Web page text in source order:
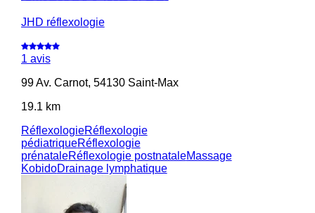
JHD réflexologie
1 avis
99 Av. Carnot, 54130 Saint-Max
19.1 km
RéflexologieRéflexologie
pédiatriqueRéflexologie
prénataleRéflexologie postnataleMassage
KobidoDrainage lymphatique